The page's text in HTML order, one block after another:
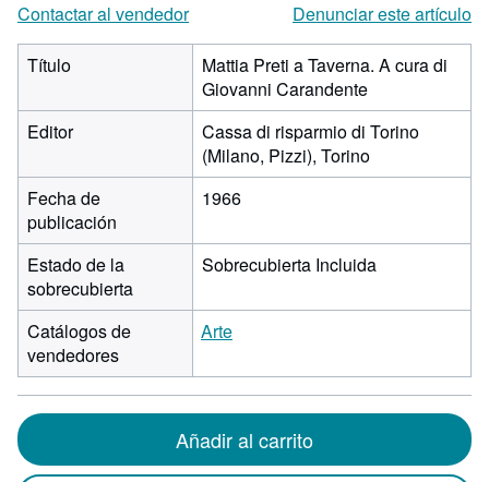
Contactar al vendedor
Denunciar este artículo
Título
Mattia Preti a Taverna. A cura di
Giovanni Carandente
Editor
Cassa di risparmio di Torino
(Milano, Pizzi), Torino
Fecha de
publicación
1966
Estado de la
sobrecubierta
Sobrecubierta Incluida
Catálogos de
vendedores
Arte
Añadir al carrito